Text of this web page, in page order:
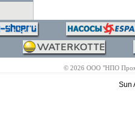
© 2026 ООО "НПО
Sun